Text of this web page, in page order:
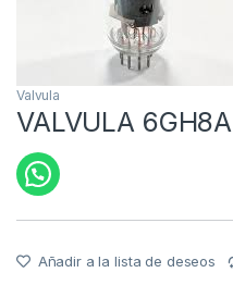
Valvula
VALVULA 6GH8A
Añadir a la lista de deseos